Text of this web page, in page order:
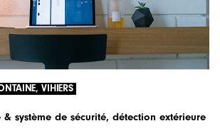
VIHIERS
système de sécurité, détection extérieure